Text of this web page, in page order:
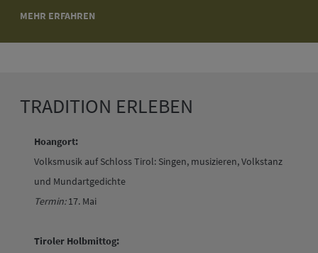
MEHR ERFAHREN
TRADITION ERLEBEN
Hoangort:
Volksmusik auf Schloss Tirol: Singen, musizieren, Volkstanz
und Mundartgedichte
Termin:17. Mai
Tiroler Holbmittog: